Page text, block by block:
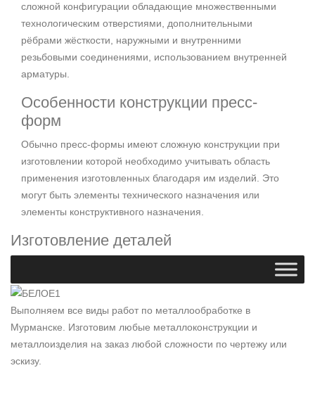
сложной конфигурации обладающие множественными
технологическим отверстиями, дополнительными
рёбрами жёсткости, наружными и внутренними
резьбовыми соединениями, использованием внутренней
арматуры.
Особенности конструкции пресс-
форм
Обычно пресс-формы имеют сложную конструкции при
изготовлении которой необходимо учитывать область
применения изготовленных благодаря им изделий. Это
могут быть элементы технического назначения или
элементы конструктивного назначения.
Изготовление деталей
Выполняем все виды работ по металлообработке в
Мурманске. Изготовим любые металлоконструкции и
металлоизделия на заказ любой сложности по чертежу или
эскизу.